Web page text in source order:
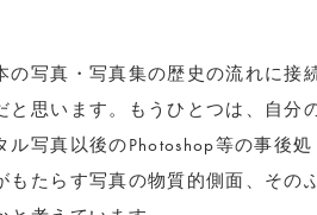
写真・写真集の歴史の流れに接
思います。もうひとつは、自分
写真以後のPhotoshop等の事後処
たらす写真の物質的側面、その